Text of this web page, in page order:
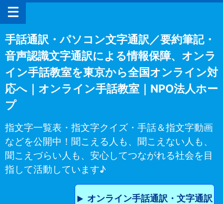
手話通訳・パソコン文字通訳／要約筆記・
音声認識文字通訳による情報保障、オンラ
イン手話教室を東京から全国オンライン対
応へ｜オンライン手話教室｜NPO法人ホー
プ
指文字一覧表・指文字クイズ・手話＆指文字動画
などを公開中！聞こえる人も、聞こえない人も、
聞こえづらい人も、安心してつながれる社会を目
指して活動しています♪
▶︎ オンライン手話通訳・文字通訳